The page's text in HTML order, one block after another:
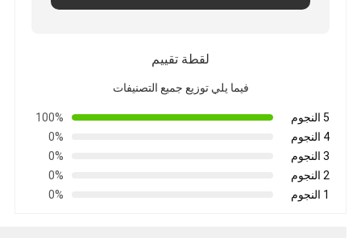
لقطة تقييم
فيما يلي توزيع جميع التصنيفات
5 النجوم
100%
4 النجوم
0%
3 النجوم
0%
2 النجوم
0%
1 النجوم
0%